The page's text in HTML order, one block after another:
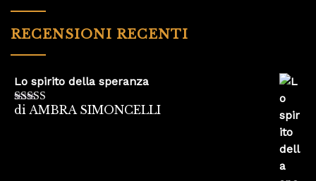
RECENSIONI RECENTI
Lo spirito della speranza
Valutato5su
di AMBRA SIMONCELLI